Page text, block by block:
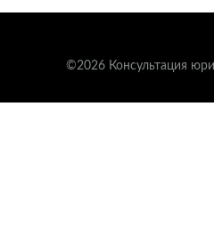
©2026 Консультация